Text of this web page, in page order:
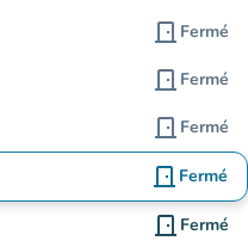
door_front Fermé
door_front Fermé
door_front Fermé
door_front Fermé
door_front Fermé